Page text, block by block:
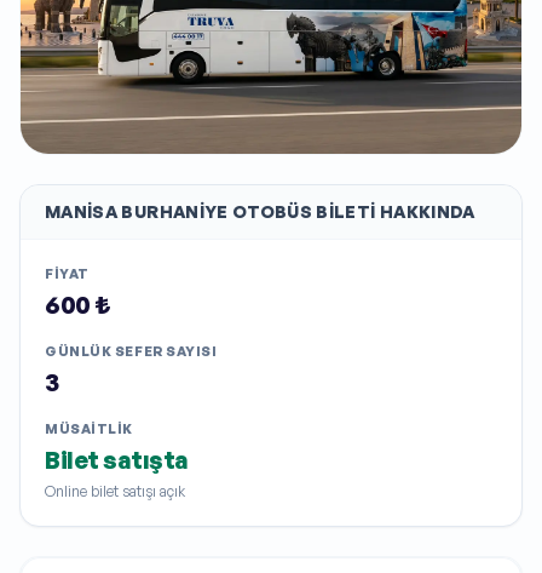
MANISA BURHANIYE OTOBÜS BILETI HAKKINDA
FIYAT
600 ₺
GÜNLÜK SEFER SAYISI
3
MÜSAITLIK
Bilet satışta
Online bilet satışı açık